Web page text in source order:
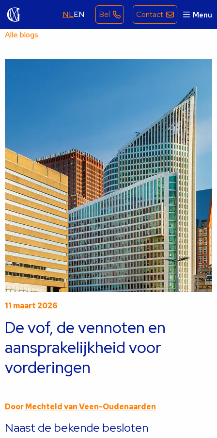
NLEN Bel Contact Menu
Alle blogs
11 maart 2026
De vof, de vennoten en
aansprakelijkheid voor
vorderingen
DoorMechteld van Veen-Oudenaarden
Naast de bekende besloten